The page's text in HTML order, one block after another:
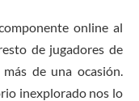
online al
de jugadores de
de una ocasión.
inexplorado nos lo